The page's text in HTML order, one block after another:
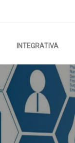
INTEGRATIVA